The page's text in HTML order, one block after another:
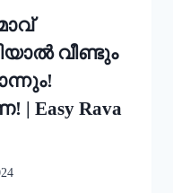
വീണ്ടും
Easy Rava